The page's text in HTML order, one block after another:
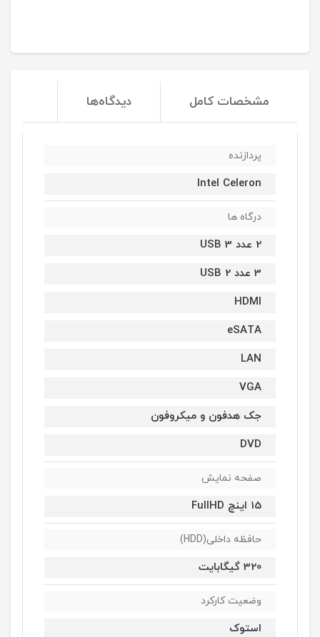
مشخصات کامل دیدگاه‌ها
پردازنده
Intel Celeron
درگاه ها
2 عدد USB 3
3 عدد USB 2
HDMI
eSATA
LAN
VGA
جک هدفون و میکروفون
DVD
صفحه نمایش
15 اینچ FullHD
حافظه داخلی(HDD)
320 گیگابایت
وضعیت کارکرد
استوک